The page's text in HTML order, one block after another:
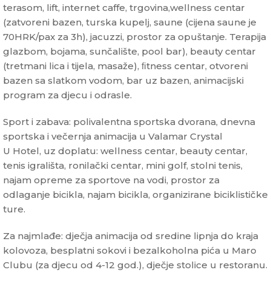
terasom, lift, internet caffe, trgovina,wellness centar
(zatvoreni bazen, turska kupelj, saune (cijena saune je
70HRK/pax za 3h), jacuzzi, prostor za opuštanje. Terapija
glazbom, bojama, sunčalište, pool bar), beauty centar
(tretmani lica i tijela, masaže), ﬁtness centar, otvoreni
bazen sa slatkom vodom, bar uz bazen, animacijski
program za djecu i odrasle.
Sport i zabava: polivalentna sportska dvorana, dnevna
sportska i večernja animacija u Valamar Crystal
U Hotel, uz doplatu: wellness centar, beauty centar,
tenis igrališta, ronilački centar, mini golf, stolni tenis,
najam opreme za sportove na vodi, prostor za
odlaganje bicikla, najam bicikla, organizirane biciklističke
ture.
Za najmlađe: dječja animacija od sredine lipnja do kraja
kolovoza, besplatni sokovi i bezalkoholna pića u Maro
Clubu (za djecu od 4-12 god.), dječje stolice u restoranu.